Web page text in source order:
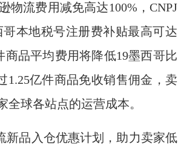
物流费用减免高达100%，CNPJ
本地税号注册费补贴最高可达
商品平均费用将降低19墨西哥比
1.25亿件商品免收销售佣金，卖
球各站点的运营成本。
新品入仓优惠计划，助力卖家低